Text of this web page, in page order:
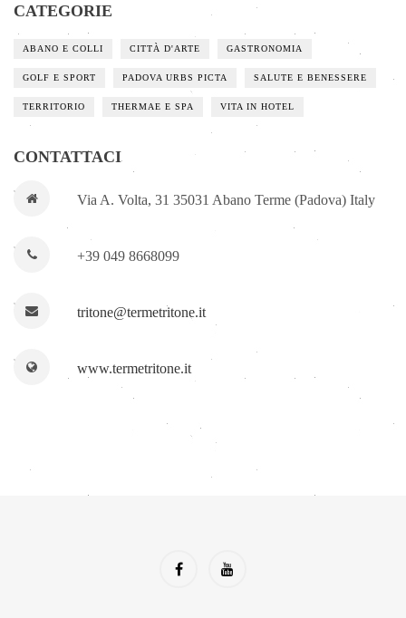
CATEGORIE
ABANO E COLLI CITTÀ D'ARTE GASTRONOMIA
GOLF E SPORT PADOVA URBS PICTA SALUTE E BENESSERE
TERRITORIO THERMAE E SPA VITA IN HOTEL
CONTATTACI
Via A. Volta, 31 35031 Abano Terme (Padova) Italy
+39 049 8668099
tritone@termetritone.it
www.termetritone.it